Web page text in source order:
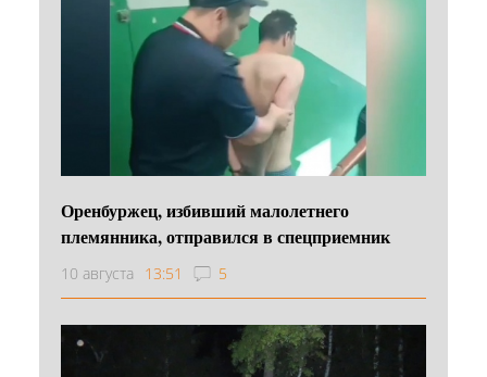
Оренбуржец, избивший малолетнего
племянника, отправился в спецприемник
10 августа 13:51 5